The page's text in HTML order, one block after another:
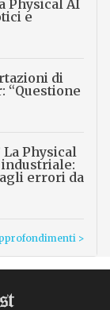
Physical AI
e
di
“Questione
La Physical
errori da
>